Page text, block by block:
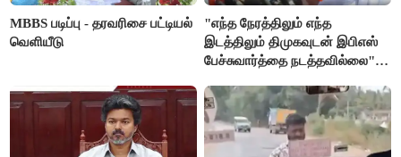
MBBS படிப்பு - தரவரிசை பட்டியல்
வெளியீடு
"எந்த நேரத்திலும் எந்த
இடத்திலும் திமுகவுடன் இபிஎஸ்
பேச்சுவார்த்தை நடத்தவில்லை" -